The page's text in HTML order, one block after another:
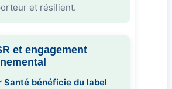
et résilient.
et engagement
Santé bénéficie du label